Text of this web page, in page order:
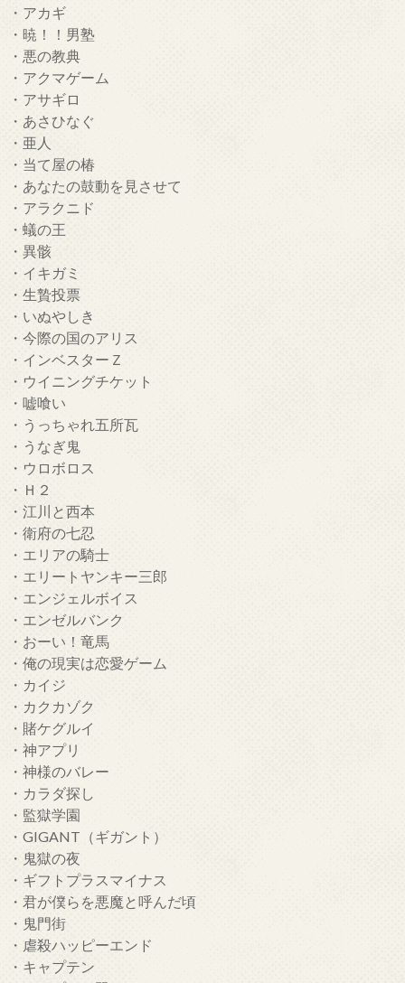
・アカギ
・暁！！男塾
・悪の教典
・アクマゲーム
・アサギロ
・あさひなぐ
・亜人
・当て屋の椿
・あなたの鼓動を見させて
・アラクニド
・蟻の王
・異骸
・イキガミ
・生贄投票
・いぬやしき
・今際の国のアリス
・インベスターＺ
・ウイニングチケット
・嘘喰い
・うっちゃれ五所瓦
・うなぎ鬼
・ウロボロス
・Ｈ２
・江川と西本
・衛府の七忍
・エリアの騎士
・エリートヤンキー三郎
・エンジェルボイス
・エンゼルバンク
・おーい！竜馬
・俺の現実は恋愛ゲーム
・カイジ
・カクカゾク
・賭ケグルイ
・神アプリ
・神様のバレー
・カラダ探し
・監獄学園
・GIGANT（ギガント）
・鬼獄の夜
・ギフトプラスマイナス
・君が僕らを悪魔と呼んだ頃
・鬼門街
・虐殺ハッピーエンド
・キャプテン